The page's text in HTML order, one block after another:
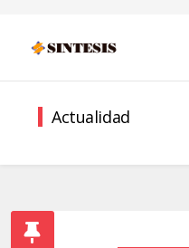
Actualidad